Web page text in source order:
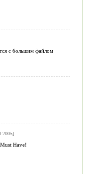
с большим файлом
2005]
Have!